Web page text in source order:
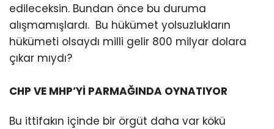
edileceksin. Bundan önce bu duruma
alışmamışlardı. Bu hükümet yolsuzlukların
hükümeti olsaydı milli gelir 800 milyar dolara
çıkar mıydı?
CHP VE MHP’Yİ PARMAĞINDA OYNATIYOR
Bu ittifakın içinde bir örgüt daha var kökü